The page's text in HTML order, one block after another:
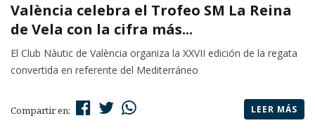
València celebra el Trofeo SM La Reina
de Vela con la cifra más...
El Club Nàutic de València organiza la XXVII edición de la regata
convertida en referente del Mediterráneo
Compartir en: LEER MÁS